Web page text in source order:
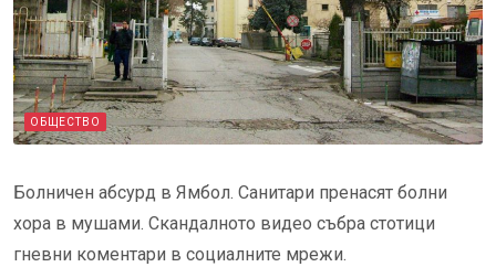
ОБЩЕСТВО
Болничен абсурд в Ямбол. Санитари пренасят болни
хора в мушами. Скандалното видео събра стотици
гневни коментари в социалните мрежи.